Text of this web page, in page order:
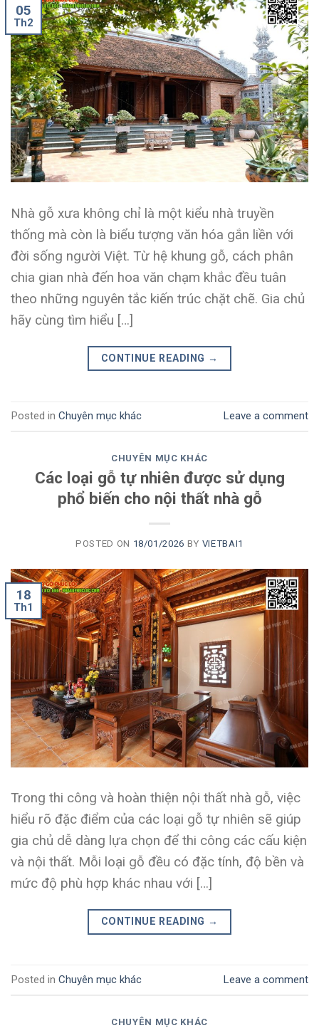
05
Th2
Nhà gỗ xưa không chỉ là một kiểu nhà truyền
thống mà còn là biểu tượng văn hóa gắn liền với
đời sống người Việt. Từ hệ khung gỗ, cách phân
chia gian nhà đến hoa văn chạm khắc đều tuân
theo những nguyên tắc kiến trúc chặt chẽ. Gia chủ
hãy cùng tìm hiểu […]
CONTINUE READING →
Posted in Chuyên mục khác Leave a comment
CHUYÊN MỤC KHÁC
Các loại gỗ tự nhiên được sử dụng
phổ biến cho nội thất nhà gỗ
POSTED ON 18/01/2026 BY VIETBAI1
18
Th1
Trong thi công và hoàn thiện nội thất nhà gỗ, việc
hiểu rõ đặc điểm của các loại gỗ tự nhiên sẽ giúp
gia chủ dễ dàng lựa chọn để thi công các cấu kiện
và nội thất. Mỗi loại gỗ đều có đặc tính, độ bền và
mức độ phù hợp khác nhau với […]
CONTINUE READING →
Posted in Chuyên mục khác Leave a comment
CHUYÊN MỤC KHÁC